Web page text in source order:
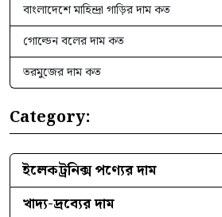
বাংলাদেশে মাহিন্দ্রা গাড়ির দাম কত
গোল্ডেন বলের দাম কত
তরমুজের দাম কত
Category:
ইলেকট্রনিক্স পণ্যের দাম
খাদ্য-দ্রব্যের দাম